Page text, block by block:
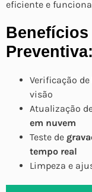
eficiente e
Benefícios
Preventiva:
Verificação de
visão
Atualização
em nuvem
Teste de
tempo real
Limpeza e